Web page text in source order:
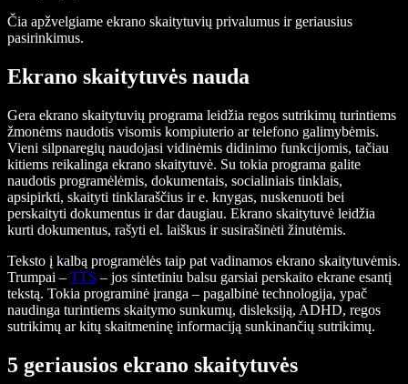
Čia apžvelgiame ekrano skaitytuvių privalumus ir geriausius
pasirinkimus.
Ekrano skaitytuvės nauda
Gera ekrano skaitytuvių programa leidžia regos sutrikimų turintiems
žmonėms naudotis visomis kompiuterio ar telefono galimybėmis.
Vieni silpnaregių naudojasi vidinėmis didinimo funkcijomis, tačiau
kitiems reikalinga ekrano skaitytuvė. Su tokia programa galite
naudotis programėlėmis, dokumentais, socialiniais tinklais,
apsipirkti, skaityti tinklaraščius ir e. knygas, nuskenuoti bei
perskaityti dokumentus ir dar daugiau. Ekrano skaitytuvė leidžia
kurti dokumentus, rašyti el. laiškus ir susirašinėti žinutėmis.
Teksto į kalbą programėlės taip pat vadinamos ekrano skaitytuvėmis.
Trumpai – TTS – jos sintetiniu balsu garsiai perskaito ekrane esantį
tekstą. Tokia programinė įranga – pagalbinė technologija, ypač
naudinga turintiems skaitymo sunkumų, disleksiją, ADHD, regos
sutrikimų ar kitų skaitmeninę informaciją sunkinančių sutrikimų.
5 geriausios ekrano skaitytuvės